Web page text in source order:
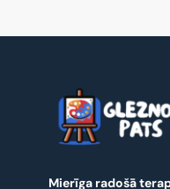
Mierīga radošā